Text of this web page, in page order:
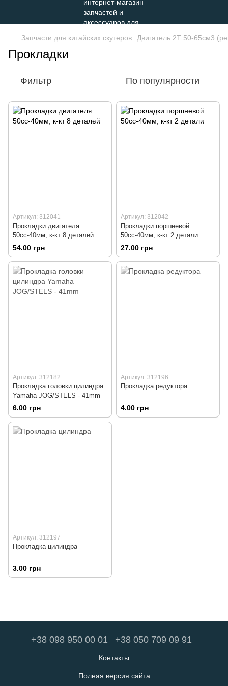
Запчасти для китайских скутеров Двигатель 2Т 50-65см3
Прокладки
Фильтр По популярности
Артикул: 312041
Прокладки двигателя
50сс-40мм, к-кт 8 деталей
54.00 грн
Артикул: 312042
Прокладки поршневой
50сс-40мм, к-кт 2 детали
27.00 грн
Артикул: 312182
Прокладка головки цилиндра
Yamaha JOG/STELS - 41mm
6.00 грн
Артикул: 312196
Прокладка редуктора
4.00 грн
Артикул: 312197
Прокладка цилиндра
3.00 грн
+38 098 950 00 01 +38 050 709 09 91
Контакты
Полная версия сайта